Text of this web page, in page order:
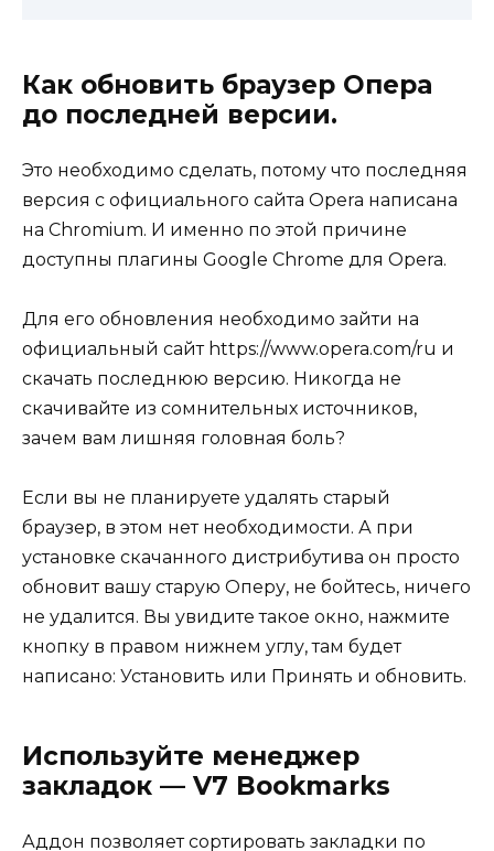
Как обновить браузер Опера
до последней версии.
Это необходимо сделать, потому что последняя
версия с официального сайта Opera написана
на Chromium. И именно по этой причине
доступны плагины Google Chrome для Opera.
Для его обновления необходимо зайти на
официальный сайт https://www.opera.com/ru и
скачать последнюю версию. Никогда не
скачивайте из сомнительных источников,
зачем вам лишняя головная боль?
Если вы не планируете удалять старый
браузер, в этом нет необходимости. А при
установке скачанного дистрибутива он просто
обновит вашу старую Оперу, не бойтесь, ничего
не удалится. Вы увидите такое окно, нажмите
кнопку в правом нижнем углу, там будет
написано: Установить или Принять и обновить.
Используйте менеджер
закладок — V7 Bookmarks
Аддон позволяет сортировать закладки по